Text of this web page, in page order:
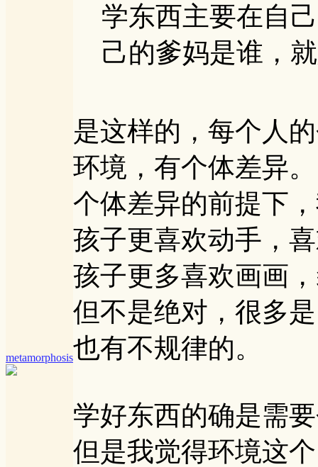
metamorphosis
学东西主要在自
己的爹妈是谁，
是这样的，每个人
环境，有个体差异。
个体差异的前提下
孩子更喜欢动手，
孩子更多喜欢画画
但不是绝对，很多
也有不规律的。
学好东西的确是需
但是我觉得环境这